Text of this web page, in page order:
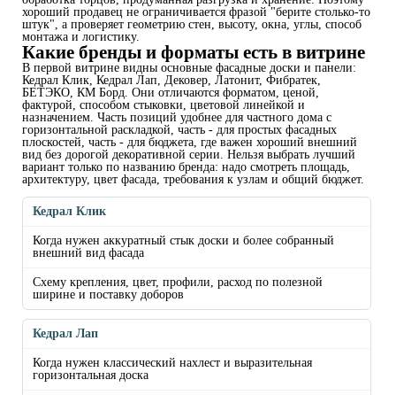
хороший продавец не ограничивается фразой "берите столько-то
штук", а проверяет геометрию стен, высоту, окна, углы, способ
монтажа и логистику.
Какие бренды и форматы есть в витрине
В первой витрине видны основные фасадные доски и панели:
Кедрал Клик, Кедрал Лап, Дековер, Латонит, Фибратек,
БЕТЭКО, КМ Борд. Они отличаются форматом, ценой,
фактурой, способом стыковки, цветовой линейкой и
назначением. Часть позиций удобнее для частного дома с
горизонтальной раскладкой, часть - для простых фасадных
плоскостей, часть - для бюджета, где важен хороший внешний
вид без дорогой декоративной серии. Нельзя выбрать лучший
вариант только по названию бренда: надо смотреть площадь,
архитектуру, цвет фасада, требования к узлам и общий бюджет.
Кедрал Клик
Когда нужен аккуратный стык доски и более собранный
внешний вид фасада
Схему крепления, цвет, профили, расход по полезной
ширине и поставку доборов
Кедрал Лап
Когда нужен классический нахлест и выразительная
горизонтальная доска